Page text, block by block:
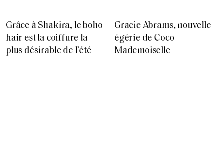
Grâce à Shakira, le boho
hair est la coiffure la
plus désirable de l’été
Gracie Abrams, nouvelle
égérie de Coco
Mademoiselle